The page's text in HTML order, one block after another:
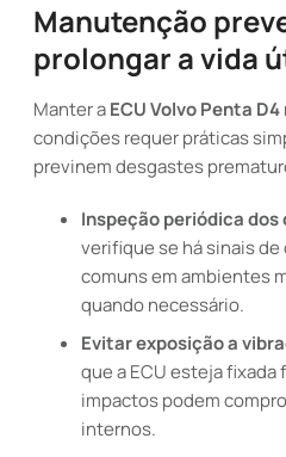
Manutenção
prolongar a vida
Manter aECU Volvo Penta
condições requer práticas
previnem desgastes
Inspeção periódica dos
verifique se há sinais
comuns em ambientes
quando necessário.
Evitar exposição a
que a ECU esteja
impactos podem
internos.